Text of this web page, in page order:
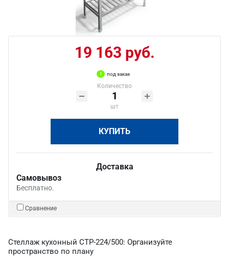
19 163 руб.
под заказ
Количество
шт
КУПИТЬ
Доставка
Самовывоз
Бесплатно.
Сравнение
Стеллаж кухонный СТР-224/500: Организуйте
пространство по плану